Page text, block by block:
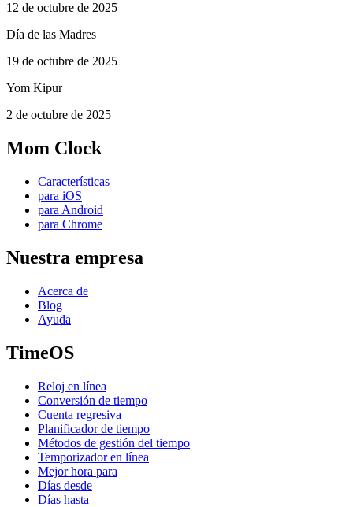
12 de octubre de 2025
Día de las Madres
19 de octubre de 2025
Yom Kipur
2 de octubre de 2025
Mom Clock
Características
para iOS
para Android
para Chrome
Nuestra empresa
Acerca de
Blog
Ayuda
TimeOS
Reloj en línea
Conversión de tiempo
Cuenta regresiva
Planificador de tiempo
Métodos de gestión del tiempo
Temporizador en línea
Mejor hora para
Días desde
Días hasta